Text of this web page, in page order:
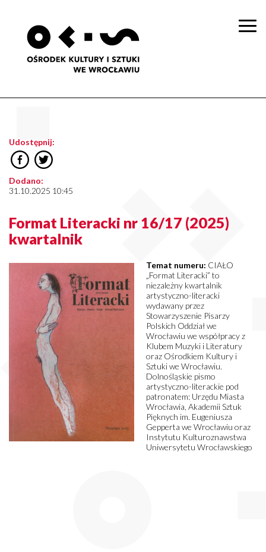
Udostępnij:
Dodano:
31.10.2025 10:45
Format Literacki nr 16/17 (2025)
kwartalnik
Temat numeru: CIAŁO
„Format Literacki” to
niezależny kwartalnik
artystyczno-literacki
wydawany przez
Stowarzyszenie Pisarzy
Polskich Oddział we
Wrocławiu we współpracy z
Klubem Muzyki i Literatury
oraz Ośrodkiem Kultury i
Sztuki we Wrocławiu.
Dolnośląskie pismo
artystyczno-literackie pod
patronatem: Urzędu Miasta
Wrocławia, Akademii Sztuk
Pięknych im. Eugeniusza
Gepperta we Wrocławiu oraz
Instytutu Kulturoznawstwa
Uniwersytetu Wrocławskiego